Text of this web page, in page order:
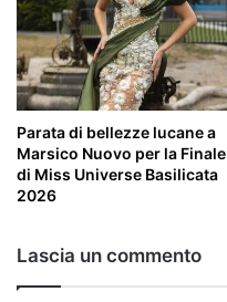
Parata di bellezze lucane a
Marsico Nuovo per la Finale
di Miss Universe Basilicata
2026
Lascia un commento